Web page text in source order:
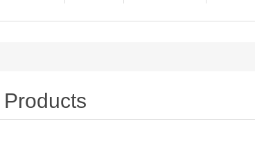
Products